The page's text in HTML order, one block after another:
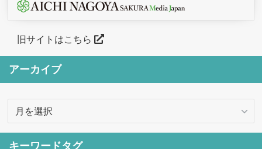
旧サイトはこちら
アーカイブ
カ
キーワードタグ